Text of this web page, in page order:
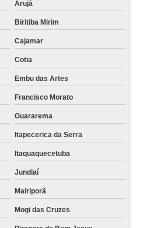
Arujá
Biritiba Mirim
Cajamar
Cotia
Embu das Artes
Francisco Morato
Guararema
Itapecerica da Serra
Itaquaquecetuba
Jundiaí
Mairiporã
Mogi das Cruzes